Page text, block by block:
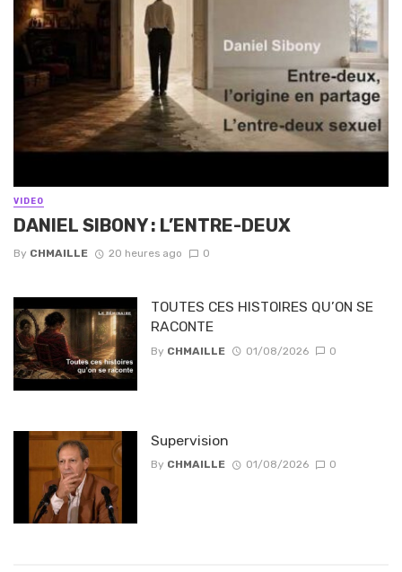
VIDEO
DANIEL SIBONY : L’ENTRE-DEUX
By CHMAILLE 20 heures ago 0
TOUTES CES HISTOIRES QU’ON SE
RACONTE
By CHMAILLE 01/08/2026 0
Supervision
By CHMAILLE 01/08/2026 0